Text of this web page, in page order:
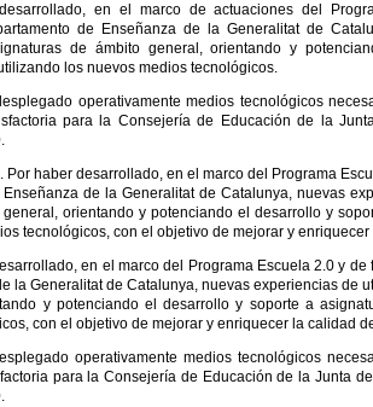
en el marco de actuaciones del
de Enseñanza de la Generalitat de
de ámbito general, orientando y
los nuevos medios tecnológicos.
operativamente medios tecnológicos
para la Consejería de Educación de la
Por haber desarrollado, en el marco del Programa
de la Generalitat de Catalunya, nuevas
orientando y potenciando el desarrollo y
tecnológicos, con el objetivo de mejorar y
en el marco del Programa Escuela 2.0 y
la Generalitat de Catalunya, nuevas experiencias de
y potenciando el desarrollo y soporte a
con el objetivo de mejorar y enriquecer la calidad
operativamente medios tecnológicos
para la Consejería de Educación de la Junta